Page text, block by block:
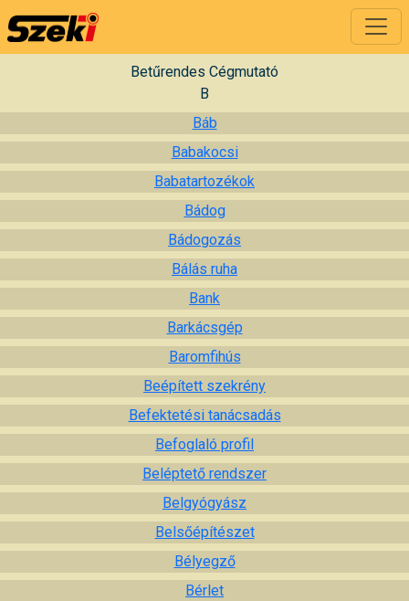
Betűrendes Cégmutató
B
Báb
Babakocsi
Babatartozékok
Bádog
Bádogozás
Bálás ruha
Bank
Barkácsgép
Baromfihús
Beépített szekrény
Befektetési tanácsadás
Befoglaló profil
Beléptető rendszer
Belgyógyász
Belsőépítészet
Bélyegző
Bérlet